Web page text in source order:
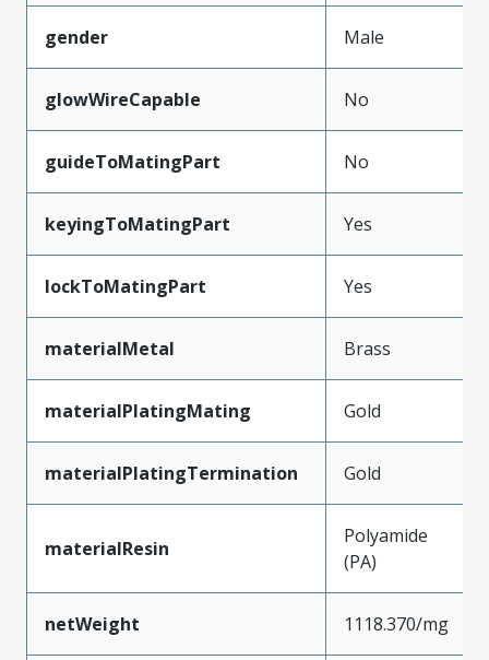
gender Male
glowWireCapable No
guideToMatingPart No
keyingToMatingPart Yes
lockToMatingPart Yes
materialMetal Brass
materialPlatingMating Gold
materialPlatingTermination Gold
materialResin
Polyamide
(PA)
netWeight 1118.370/mg